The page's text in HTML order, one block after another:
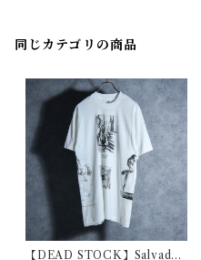
同じカテゴリの商品
【DEAD STOCK】Salvador